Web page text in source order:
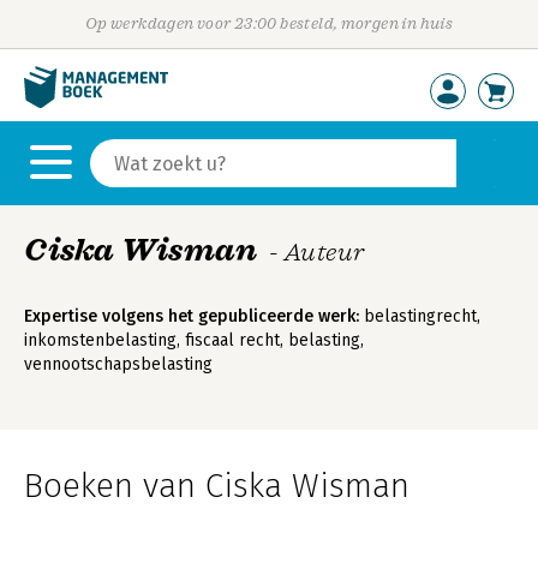
Op werkdagen voor 23:00 besteld, morgen in huis
Ciska Wisman - Auteur
Expertise volgens het gepubliceerde werk: belastingrecht,
inkomstenbelasting, fiscaal recht, belasting,
vennootschapsbelasting
Boeken van Ciska Wisman